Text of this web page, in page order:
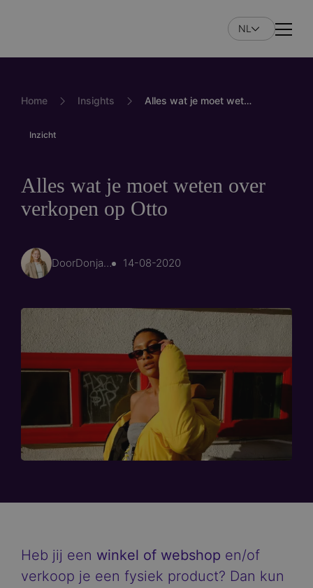
de
gaan
NL
Home Insights Alles wat je moet weten over verkopen op Otto
Inzicht
Alles wat je moet weten over
verkopen op Otto
Door Donja Hoorn 14-08-2020
Heb jij een winkel of webshop en/of
verkoop je een fysiek product? Dan kun